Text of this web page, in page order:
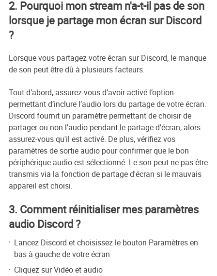
2. Pourquoi mon stream n'a-t-il pas de son
lorsque je partage mon écran sur Discord
?
Lorsque vous partagez votre écran sur Discord, le manque
de son peut être dû à plusieurs facteurs.
Tout d’abord, assurez-vous d’avoir activé l’option
permettant d’inclure l’audio lors du partage de votre écran.
Discord fournit un paramètre permettant de choisir de
partager ou non l'audio pendant le partage d'écran, alors
assurez-vous qu'il est activé. De plus, vérifiez vos
paramètres de sortie audio pour confirmer que le bon
périphérique audio est sélectionné. Le son peut ne pas être
transmis via la fonction de partage d'écran si le mauvais
appareil est choisi.
3. Comment réinitialiser mes paramètres
audio Discord ?
Lancez Discord et choisissez le bouton Paramètres en
bas à gauche de votre écran
Cliquez sur Vidéo et audio